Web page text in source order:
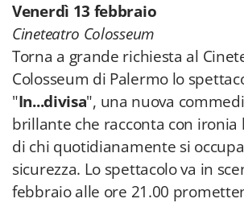
Venerdì 13 febbraio
Cineteatro Colosseum
Torna a grande richiesta al
Colosseum di Palermo lo
"In...divisa", una nuova
brillante che racconta con ironia
di chi quotidianamente si
sicurezza. Lo spettacolo va in
febbraio alle ore 21.00